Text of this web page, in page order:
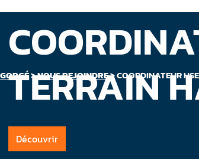
GORGÉ>NOUS REJOINDRE>COORDINATEUR
TERRAIN
Découvrir